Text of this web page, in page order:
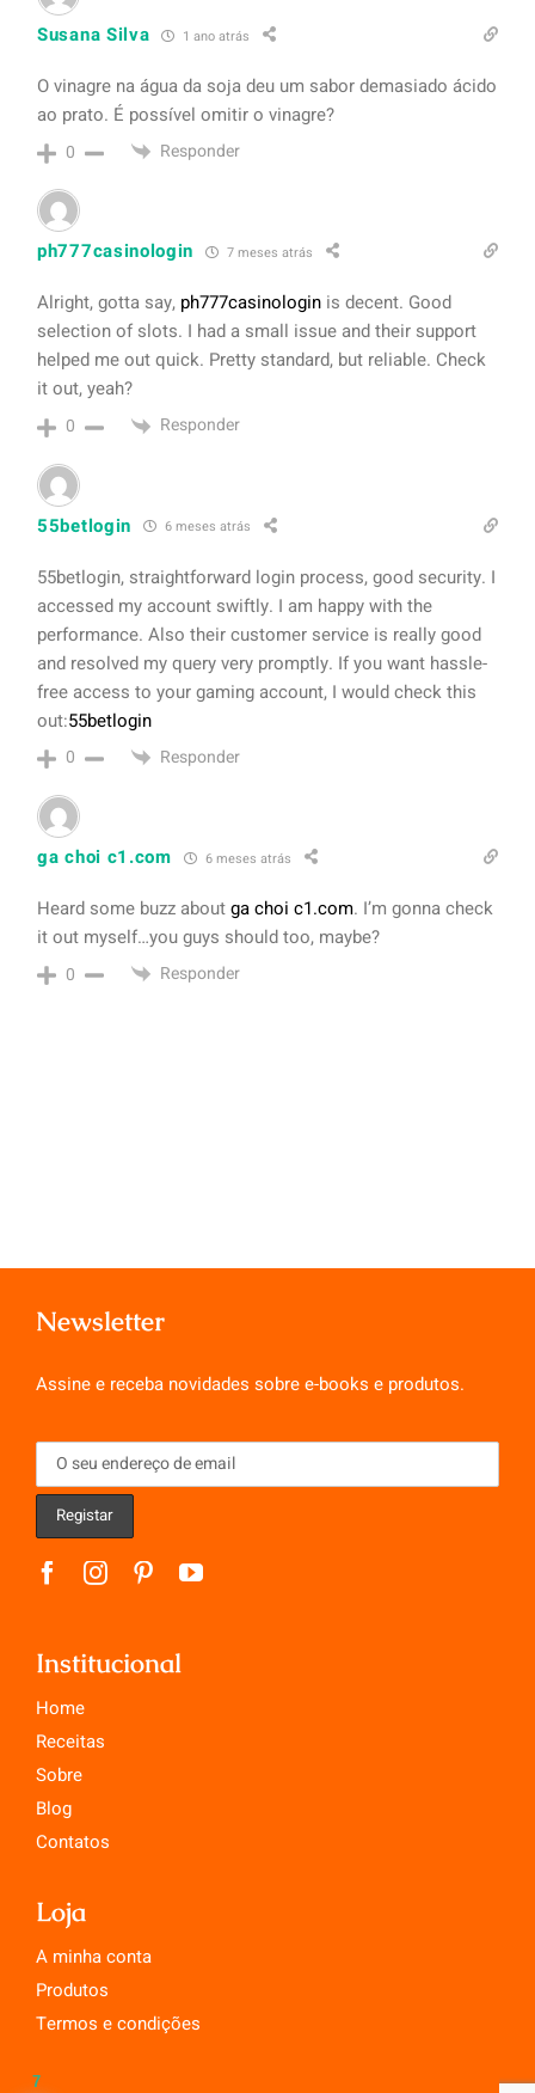
Susana Silva 1 ano atrás
O vinagre na água da soja deu um sabor demasiado ácido
ao prato. É possível omitir o vinagre?
0 Responder
ph777casinologin 7 meses atrás
Alright, gotta say, ph777casinologin is decent. Good
selection of slots. I had a small issue and their support
helped me out quick. Pretty standard, but reliable. Check
it out, yeah?
0 Responder
55betlogin 6 meses atrás
55betlogin, straightforward login process, good security. I
accessed my account swiftly. I am happy with the
performance. Also their customer service is really good
and resolved my query very promptly. If you want hassle-
free access to your gaming account, I would check this
out:55betlogin
0 Responder
ga choi c1.com 6 meses atrás
Heard some buzz aboutga choi c1.com. I’m gonna check
it out myself…you guys should too, maybe?
0 Responder
Newsletter
Assine e receba novidades sobre e-books e produtos.
Institucional
Home
Receitas
Sobre
Blog
Contatos
Loja
A minha conta
Produtos
Termos e condições
7